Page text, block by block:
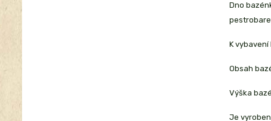
Dno
K
Obsah
Výška
Je